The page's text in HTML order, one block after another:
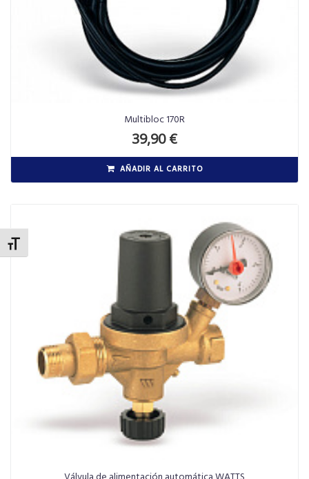
ALTERNAR TAMAÑO DE LETRA
Multibloc 170R
39,90€
AÑADIR AL CARRITO